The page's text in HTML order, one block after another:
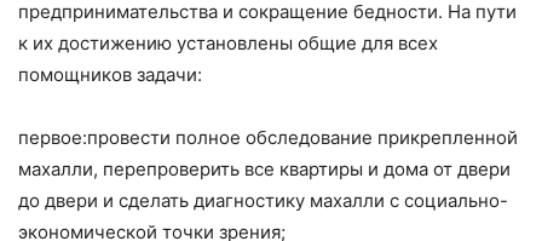
предпринимательства и сокращение бедности. На пути
к их достижению установлены общие для всех
помощников задачи:
первое:провести полное обследование прикрепленной
махалли, перепроверить все квартиры и дома от двери
до двери и сделать диагностику махалли с социально-
экономической точки зрения;